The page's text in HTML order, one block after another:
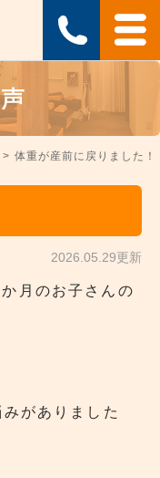
体重が産前に戻りました！
2026.05.29更新
月のお子さんの
がありました